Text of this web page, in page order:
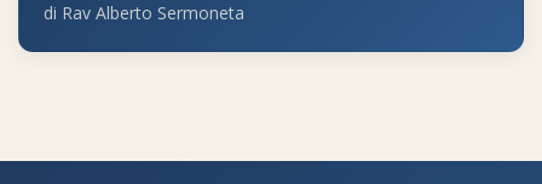
di Rav Alberto Sermoneta